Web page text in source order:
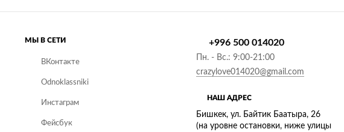
МЫ В СЕТИ
ВКонтакте
Odnoklassniki
Инстаграм
Фейсбук
НАШ АДРЕС
Бишкек, ул. Байтик Баатыра, 26
(на уровне остановки, ниже улицы
+996 500 014020
Пн. - Вс.: 9:00-21:00
crazylove014020@gmail.com